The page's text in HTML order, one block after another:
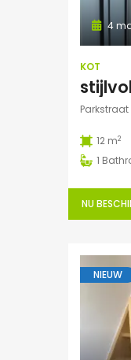
4
KOT
Parkstraat
12 m2
1
NU
NIEUW